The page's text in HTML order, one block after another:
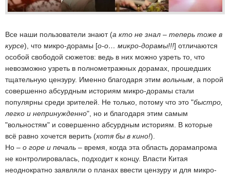
Все наши пользователи знают (а кто не знал – теперь тоже в
курсе), что микро-дорамы [о-о… микро-дорамы!!!] отличаются
особой свободой сюжетов: ведь в них можно узреть то, что
невозможно узреть в полнометражных дорамах, прошедших
тщательную цензуру. Именно благодаря этим вольным, а порой
совершенно абсурдным историям микро-дорамы стали
популярны среди зрителей. Не только, потому что это "быстро,
легко и непринужденно", но и благодаря этим самым
"вольностям" и совершенно абсурдным историям. В которые
всё равно хочется верить (хотя бы в кино!).
Но – о горе и печаль – время, когда эта область дорамапрома
не контролировалась, подходит к концу. Власти Китая
неоднократно заявляли о планах ввести цензуру и для микро-